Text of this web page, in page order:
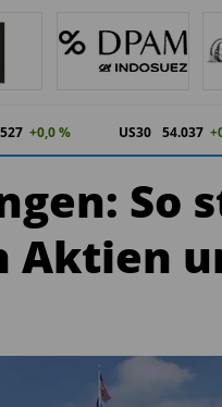
+0,0 % US30 54.037
So